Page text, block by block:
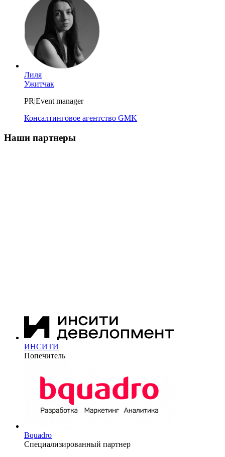
Лиля
Ужитчак
PR|Event manager
Консалтинговое агентство GMK
Наши партнеры
ИНСИТИ
Попечитель
Bquadro
Специализированный партнер